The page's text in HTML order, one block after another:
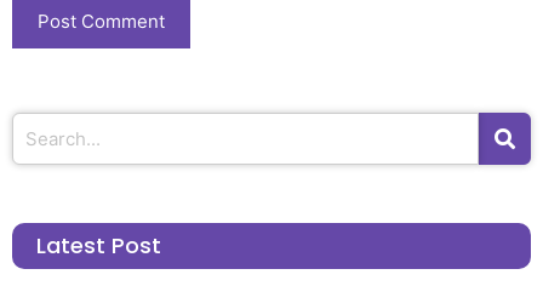
Latest Post